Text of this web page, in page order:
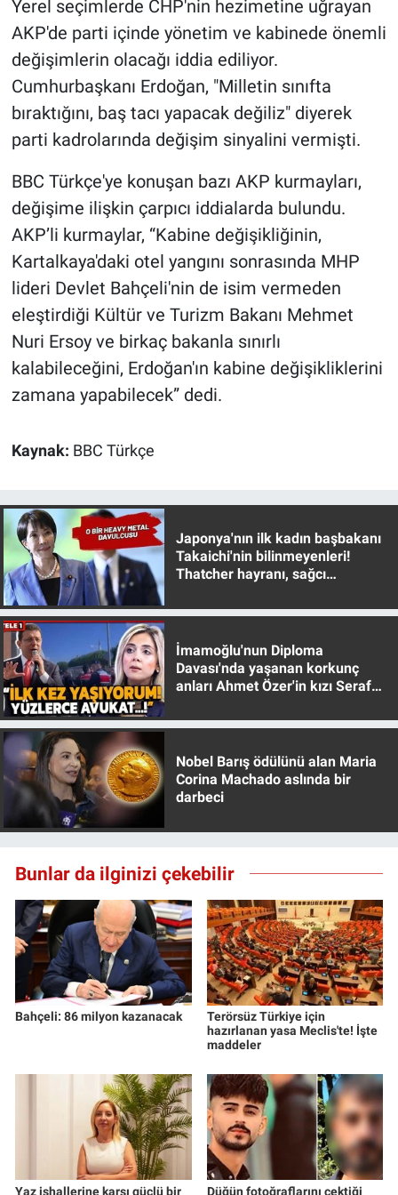
Yerel seçimlerde CHP'nin hezimetine uğrayan
AKP'de parti içinde yönetim ve kabinede önemli
değişimlerin olacağı iddia ediliyor.
Cumhurbaşkanı Erdoğan, "Milletin sınıfta
bıraktığını, baş tacı yapacak değiliz" diyerek
parti kadrolarında değişim sinyalini vermişti.
BBC Türkçe'ye konuşan bazı AKP kurmayları,
değişime ilişkin çarpıcı iddialarda bulundu.
AKP’li kurmaylar, “Kabine değişikliğinin,
Kartalkaya'daki otel yangını sonrasında MHP
lideri Devlet Bahçeli'nin de isim vermeden
eleştirdiği Kültür ve Turizm Bakanı Mehmet
Nuri Ersoy ve birkaç bakanla sınırlı
kalabileceğini, Erdoğan'ın kabine değişikliklerini
zamana yapabilecek” dedi.
Kaynak: BBC Türkçe
Japonya'nın ilk kadın başbakanı
Takaichi'nin bilinmeyenleri!
Thatcher hayranı, sağcı
İmamoğlu'nun Diploma
Davası'nda yaşanan korkunç
anları Ahmet Özer'in kızı Seraf
Nobel Barış ödülünü alan Maria
Corina Machado aslında bir
darbeci
Bunlar da ilginizi çekebilir
Bahçeli: 86 milyon kazanacak
Terörsüz Türkiye için
hazırlanan yasa Meclis'te! İşte
maddeler
Yaz ishallerine karşı güçlü bir Düğün fotoğraflarını çektiği
Gündem Özel
Günün görüntüsü
Haber
İlan
Kimdir
Koronavirüs
Kültür Sanat
Ne demişti
Nedir
Popüler
Sağlık
Spor
Teknoloji
Türkiye'nin Geleceği
Türkiye'nin Gündemi
Yerel Gündem
Yerel Yaşam